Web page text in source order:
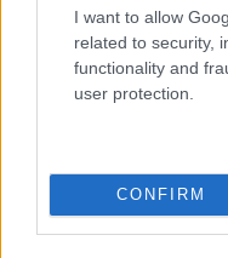
I want to allow
related to security,
functionality and
user protection.
CONFIRM
Weingut Helmut
Servizi / Posizione
Area presso cantina
delimitazion...